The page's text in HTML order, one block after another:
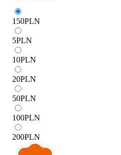
150PLN
5PLN
10PLN
20PLN
50PLN
100PLN
200PLN